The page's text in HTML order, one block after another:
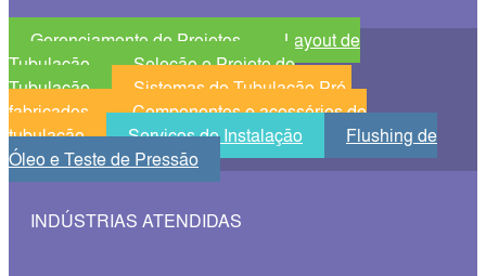
Gerenciamento de Projetos
Layout de
Tubulação
Seleção e Projeto de
Tubulação
Sistemas de Tubulação Pré-
fabricados
Componentes e acessórios de
tubulação
Serviços de Instalação
Flushing de
Óleo e Teste de Pressão
INDÚSTRIAS ATENDIDAS